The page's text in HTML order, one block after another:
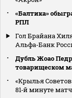
«Балтика»
РПЛ
Гол Брайана
Альфа-Банк
Дубль Жоао
товарищеском
«Крылья
81‑й минуте